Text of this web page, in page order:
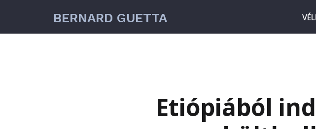
BERNARD GUETTA
Etiópiából